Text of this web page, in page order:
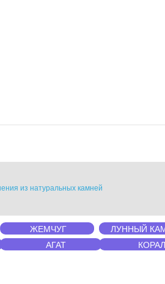
из натуральных камней
ЖЕМЧУГ ЛУННЫЙ
АГАТ